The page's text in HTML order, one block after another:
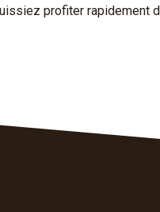
profiter rapidement